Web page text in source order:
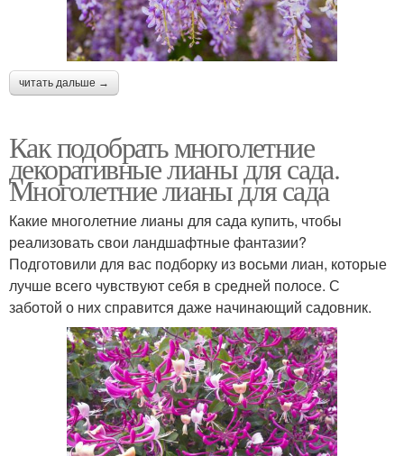
читать дальше →
Как подобрать многолетние
декоративные лианы для сада.
Многолетние лианы для сада
Какие многолетние лианы для сада купить, чтобы
реализовать свои ландшафтные фантазии?
Подготовили для вас подборку из восьми лиан, которые
лучше всего чувствуют себя в средней полосе. С
заботой о них справится даже начинающий садовник.